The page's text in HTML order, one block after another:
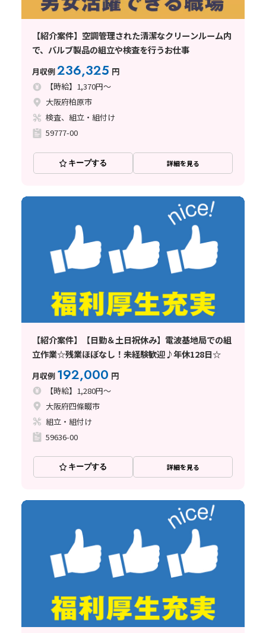
【紹介案件】空調管理された清潔なクリーンルーム内
で、バルブ製品の組立や検査を行うお仕事
月収例236,325 円
【時給】1,370円～
大阪府柏原市
検査、組立・組付け
59777-00
キープする 詳細を見る
【紹介案件】【日勤＆土日祝休み】電波基地局での組
立作業☆残業ほぼなし！未経験歓迎♪年休128日☆
月収例 192,000 円
【時給】1,280円～
大阪府四條畷市
組立・組付け
59636-00
キープする 詳細を見る